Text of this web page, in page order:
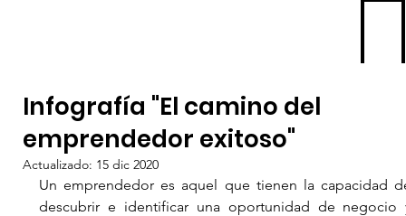
ME
NU
Infografía "El camino del
emprendedor exitoso"
Actualizado: 15 dic 2020
Un emprendedor es aquel que tienen la capacidad
descubrir e identificar una oportunidad de negocio